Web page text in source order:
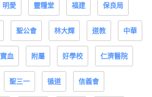
明愛 靈糧堂 福建 保良局
聖公會 林大輝 道教 中華
寶血 附屬 好學校 仁濟醫院
聖三一 循道 信義會